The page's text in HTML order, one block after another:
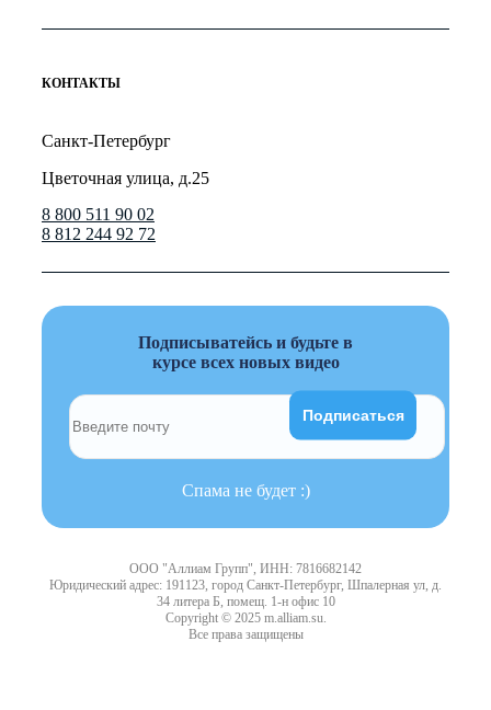
КОНТАКТЫ
Санкт-Петербург
Цветочная улица, д.25
8 800 511 90 02
8 812 244 92 72
Подписыватейсь и будьте в
курсе всех новых видео
Спама не будет :)
ООО "Аллиам Групп", ИНН: 7816682142
Юридический адрес: 191123, город Санкт-Петербург, Шпалерная ул, д.
34 литера Б, помещ. 1-н офис 10
Copyright © 2025 m.alliam.su.
Все права защищены